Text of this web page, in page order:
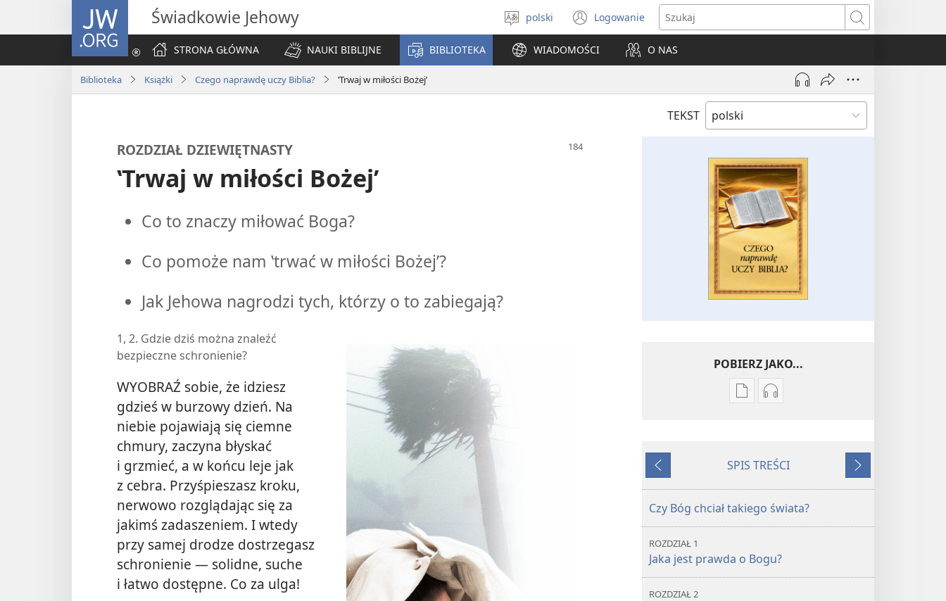
JW.ORG Świadkowie Jehowy
Wybór
języka
polski Logowanie
(opens
new
window)
Szukaj
STRONA GŁÓWNA
NAUKI BIBLIJNE BIBLIOTEKA WIADOMOŚCI O NAS
Biblioteka Książki Czego naprawdę uczy Biblia? ‛Trwaj w miłości Bożej’
TEKST
ROZDZIAŁ DZIEWIĘTNASTY
‛Trwaj w miłości Bożej’
Co to znaczy miłować Boga?
Co pomoże nam ‛trwać w miłości Bożej’?
Jak Jehowa nagrodzi tych, którzy o to zabiegają?
1, 2. Gdzie dziś można znaleźć
bezpieczne schronienie?
WYOBRAŹ sobie, że idziesz
gdzieś w burzowy dzień. Na
niebie pojawiają się ciemne
chmury, zaczyna błyskać
i grzmieć, a w końcu leje jak
z cebra. Przyśpieszasz kroku,
nerwowo rozglądając się za
jakimś zadaszeniem. I wtedy
przy samej drodze dostrzegasz
schronienie — solidne, suche
i łatwo dostępne. Co za ulga!
POBIERZ JAKO...
Ustawienia
Czego
uczy
Biblia?
Ustawienia
Czego
uczy
Biblia?
Wstecz
SPIS TREŚCI
Dalej
Czy Bóg chciał takiego świata?
ROZDZIAŁ 1
Jaka jest prawda o Bogu?
ROZDZIAŁ 2